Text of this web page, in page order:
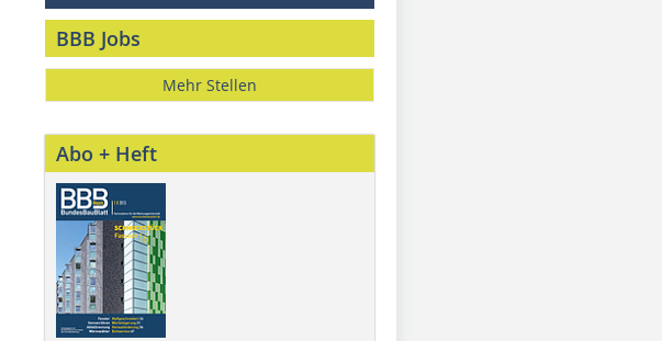
BBB Jobs
Mehr Stellen
Abo + Heft